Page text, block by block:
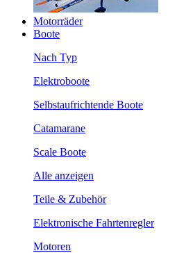
Motorräder
Boote
Nach Typ
Elektroboote
Selbstaufrichtende Boote
Catamarane
Scale Boote
Alle anzeigen
Teile & Zubehör
Elektronische Fahrtenregler
Motoren